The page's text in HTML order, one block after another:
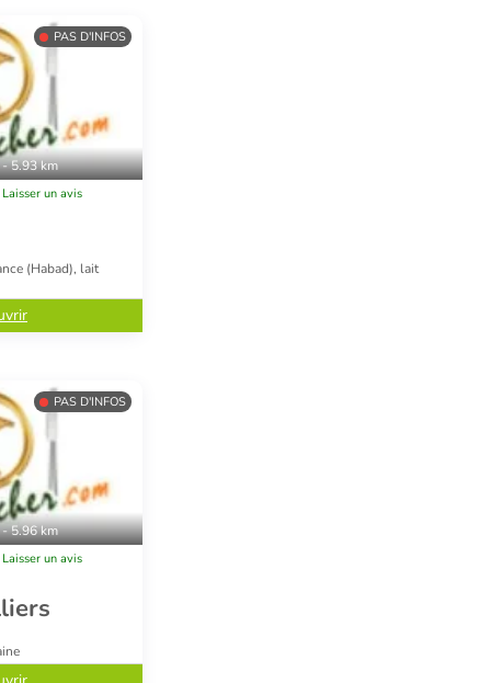
PAS D'INFOS
5.93 km
Laisser un avis
(Habad), lait
PAS D'INFOS
5.96 km
Laisser un avis